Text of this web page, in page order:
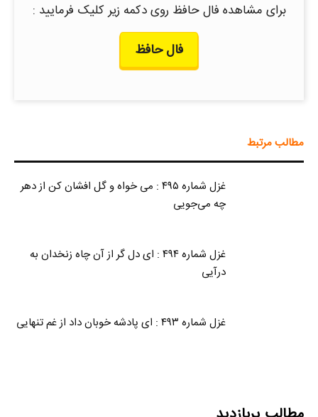
برای مشاهده فال حافظ روی دکمه زیر کلیک فرمایید :
فال حافظ
مطالب مرتبط
غزل شماره ۴۹۵ : می خواه و گل افشان کن از دهر
چه می‌جویی
غزل شماره ۴۹۴ : ای دل گر از آن چاه زنخدان به
درآیی
غزل شماره ۴۹۳ : ای پادشه خوبان داد از غم تنهایی